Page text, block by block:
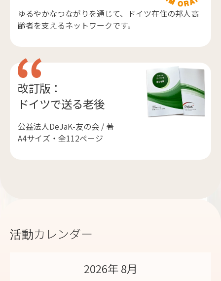
ゆるやかなつながりを通じて、ドイツ在住の邦人高
齢者を支えるネットワークです。
改訂版：
ドイツで送る老後
公益法人DeJaK-友の会 / 著
A4サイズ・全112ページ
活動カレンダー
2026年 8月